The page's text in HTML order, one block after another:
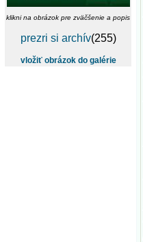
klikni na obrázok pre zväčšenie a popis
prezri si archív(255)
vložiť obrázok do galérie